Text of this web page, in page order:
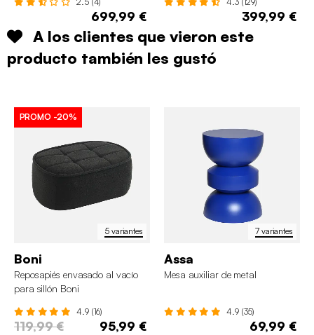
699,99 € 399,99 €
A los clientes que vieron este
producto también les gustó
5 variantes
PROMO -20%
Boni
Reposapiés envasado al vacío
para sillón Boni
4.9 (16)
119,99 € 95,99 €
7 variantes
Assa
Mesa auxiliar de metal
4.9 (35)
69,99 €